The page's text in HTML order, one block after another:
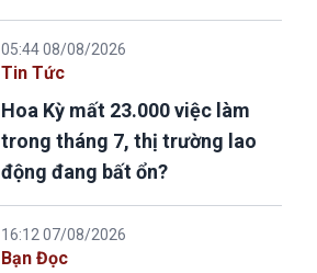
05:44 08/08/2026
Tin Tức
Hoa Kỳ mất 23.000 việc làm
trong tháng 7, thị trường lao
động đang bất ổn?
16:12 07/08/2026
Bạn Đọc